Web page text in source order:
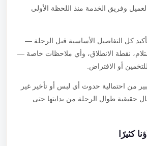
وفريق الخدمة منذ اللحظة الأولى
كل التفاصيل الأساسية قبل الرحلة —
نقطة الانطلاق، وأي ملاحظات خاصة —
أو الافتراض.
من احتمالية حدوث أي لبس أو تأخير غير
حقيقية طوال الرحلة من بدايتها حتى
كثيرًا